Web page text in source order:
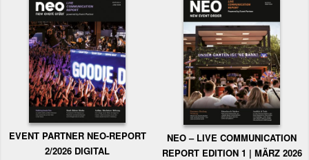
EVENT PARTNER NEO-REPORT
2/2026 DIGITAL
NEO – LIVE COMMUNICATION
REPORT EDITION 1 | MÄRZ 2026